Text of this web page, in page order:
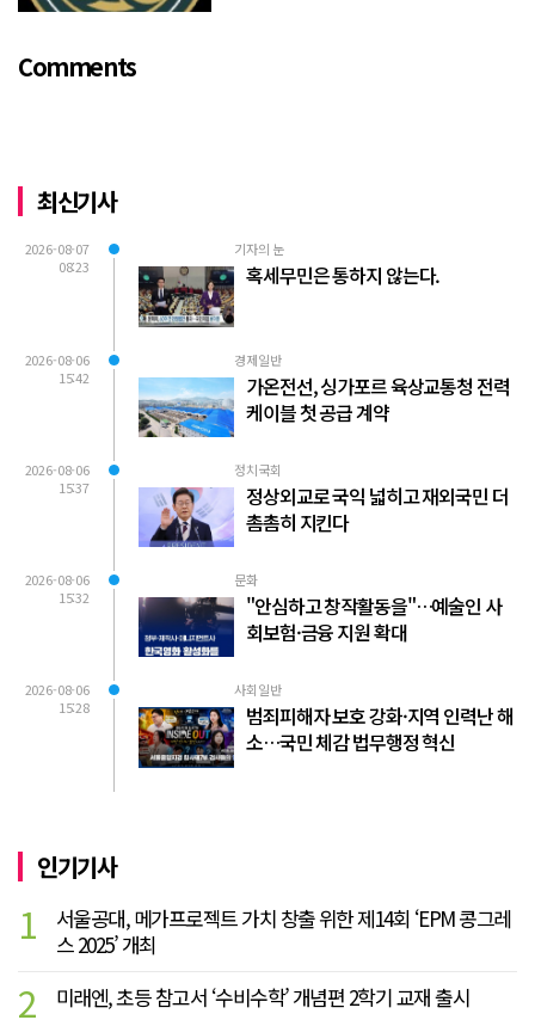
Comments
최신기사
2026-08-07
08:23
기자의 눈
혹세무민은 통하지 않는다.
2026-08-06
15:42
경제일반
가온전선, 싱가포르 육상교통청 전력
케이블 첫 공급 계약
2026-08-06
15:37
정치국회
정상외교로 국익 넓히고 재외국민 더
촘촘히 지킨다
2026-08-06
15:32
문화
"안심하고 창작활동을"…예술인 사
회보험·금융 지원 확대
2026-08-06
15:28
사회일반
범죄피해자 보호 강화·지역 인력난 해
소…국민 체감 법무행정 혁신
인기기사
1
서울공대, 메가프로젝트 가치 창출 위한 제14회 ‘EPM 콩그레
스 2025’ 개최
2 미래엔, 초등 참고서 ‘수비수학’ 개념편 2학기 교재 출시